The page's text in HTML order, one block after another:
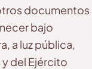
documentos
bajo
a luz pública,
del Ejército